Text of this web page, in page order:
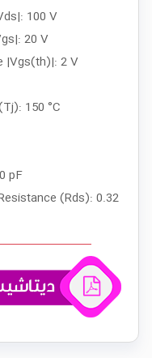
100 V
20 V
|Vgs(th)|: 2 V
150 °C
pF
(Rds): 0.32